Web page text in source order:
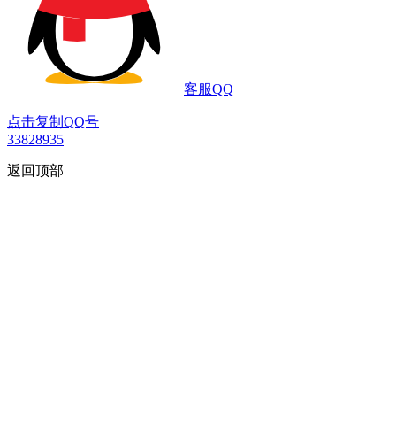
客服QQ
点击复制QQ号
33828935
返回顶部